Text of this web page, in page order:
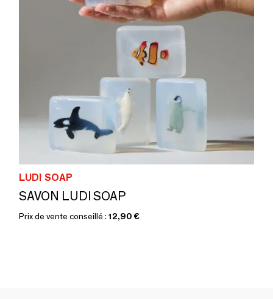
LUDI SOAP
SAVON LUDI SOAP
Prix de vente conseillé : 12,90 €